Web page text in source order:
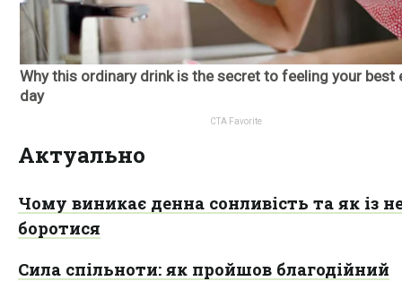
Актуально
Чому виникає денна сонливість та як із
боротися
Сила спільноти: як пройшов благодійний